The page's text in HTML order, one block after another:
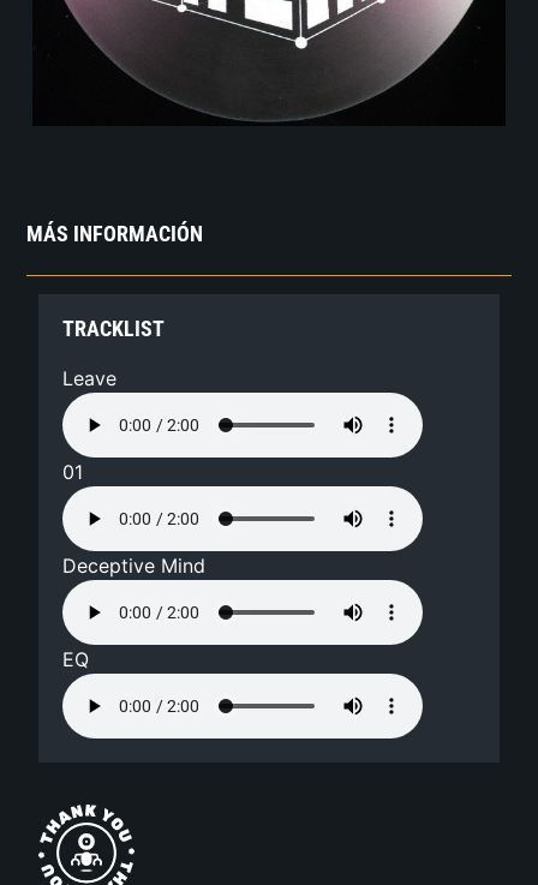
MÁS INFORMACIÓN
TRACKLIST
Leave
01
Deceptive Mind
EQ